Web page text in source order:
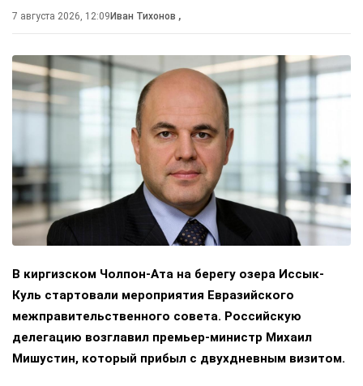
7 августа 2026, 12:09Иван Тихонов ,
В киргизском Чолпон-Ата на берегу озера Иссык-
Куль стартовали мероприятия Евразийского
межправительственного совета. Российскую
делегацию возглавил премьер-министр Михаил
Мишустин, который прибыл с двухдневным визитом.